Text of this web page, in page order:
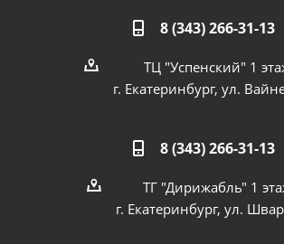
8 (343) 266-31-13
ТЦ "Успенский" 1
г. Екатеринбург, ул.
8 (343) 266-31-13
ТГ "Дирижабль" 1
г. Екатеринбург, ул.